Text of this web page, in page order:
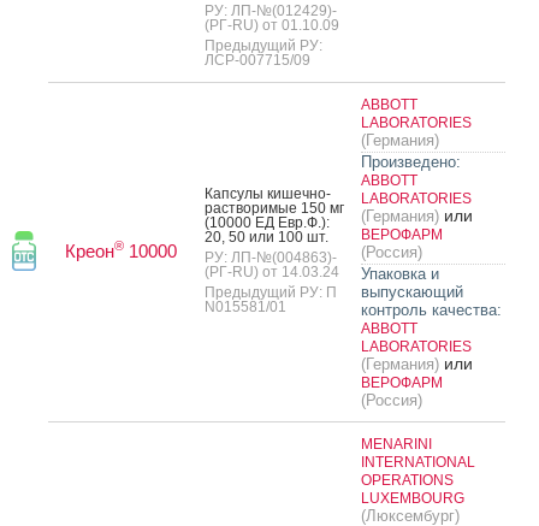
РУ: ЛП-№(012429)-
(РГ-RU) от 01.10.09
Предыдущий РУ:
ЛСР-007715/09
Креон®10000
Кап­су­лы ки­шеч­но­
рас­тво­римые 150 мг
(10000 ЕД Евр.Ф.):
20, 50 или 100 шт.
РУ: ЛП-№(004863)-
(РГ-RU) от 14.03.24
Предыдущий РУ: П
N015581/01
ABBOTT
LABORATORIES
(Германия)
Произведено:
ABBOTT
LABORATORIES
(Германия) или
ВЕРОФАРМ
(Россия)
Упаковка и
выпускающий
контроль качества:
ABBOTT
LABORATORIES
(Германия) или
ВЕРОФАРМ
(Россия)
MENARINI
INTERNATIONAL
OPERATIONS
LUXEMBOURG
(Люксембург)